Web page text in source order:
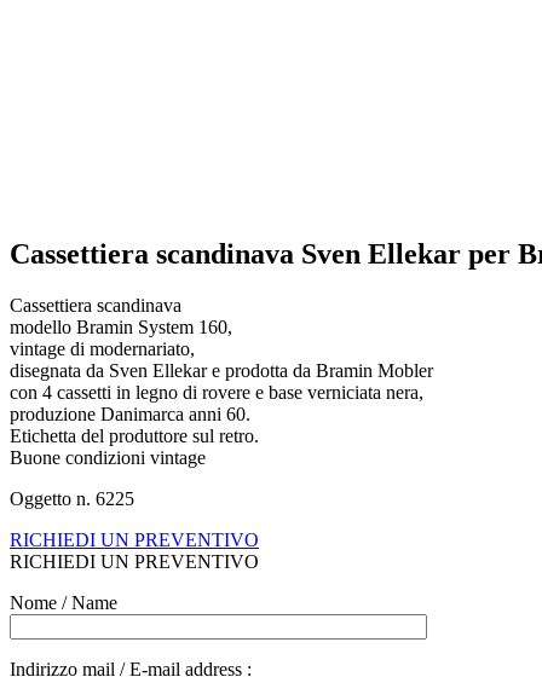
Cassettiera scandinava Sven Ellekar per
Cassettiera scandinava
modello Bramin System 160,
vintage di modernariato,
disegnata da Sven Ellekar e prodotta da Bramin Mobler
con 4 cassetti in legno di rovere e base verniciata nera,
produzione Danimarca anni 60.
Etichetta del produttore sul retro.
Buone condizioni vintage
Oggetto n. 6225
RICHIEDI UN PREVENTIVO
RICHIEDI UN PREVENTIVO
Nome / Name
Indirizzo mail / E-mail address :